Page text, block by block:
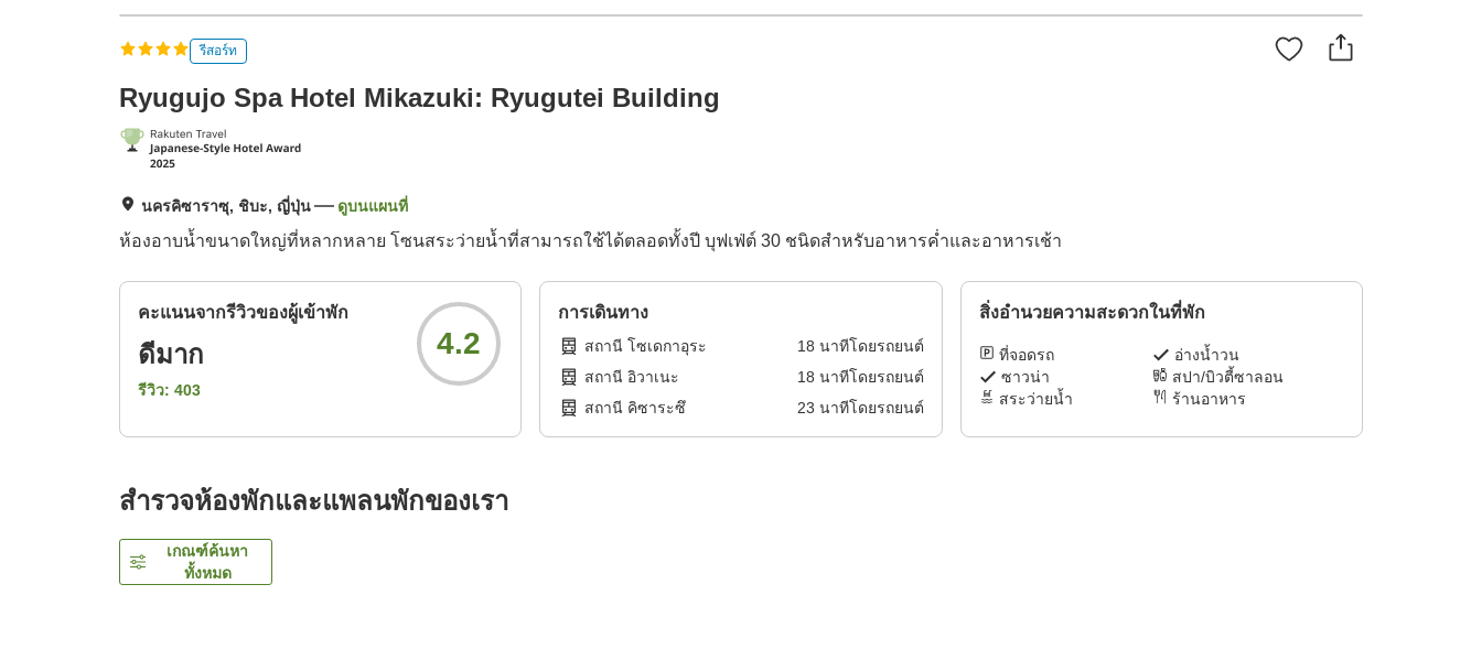
รีสอร์ท
Ryugujo Spa Hotel Mikazuki: Ryugutei Building
นครคิซาราซุ, ชิบะ, ญี่ปุ่น ดูบนแผนที่
ห้องอาบน้ำขนาดใหญ่ที่หลากหลาย โซนสระว่ายน้ำที่สามารถใช้ได้ตลอดทั้งปี บุฟเฟ่ต์ 30 ชนิดสำหรับอาหารค่ำและอาหารเช้า
คะแนนจากรีวิวของผู้เข้าพัก
ดีมาก
รีวิว: 403
4.2
การเดินทาง
สถานี โซเดกาอุระ 18 นาทีโดยรถยนต์
สถานี อิวาเนะ
18 นาทีโดยรถยนต์
สถานี คิซาระซึ
23 นาทีโดยรถยนต์
สิ่งอำนวยความสะดวกในที่พัก
ที่จอดรถ
อ่างน้ำวน
ซาวน่า
สปา/บิวตี้ซาลอน
สระว่ายน้ำ
ร้านอาหาร
สำรวจห้องพักและแพลนพักของเรา
เกณฑ์ค้นหา
ทั้งหมด